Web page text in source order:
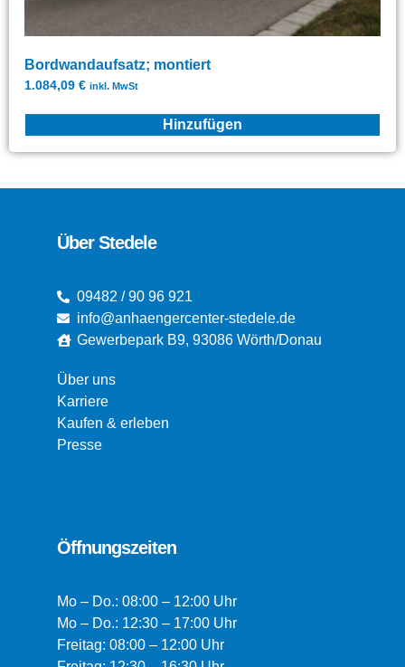
Bordwandaufsatz; montiert
1.084,09 € inkl. MwSt
Hinzufügen
Über Stedele
09482 / 90 96 921
info@anhaengercenter-stedele.de
Gewerbepark B9, 93086 Wörth/Donau
Über uns
Karriere
Kaufen & erleben
Presse
Öffnungszeiten
Mo – Do.: 08:00 – 12:00 Uhr
Mo – Do.: 12:30 – 17:00 Uhr
Freitag: 08:00 – 12:00 Uhr